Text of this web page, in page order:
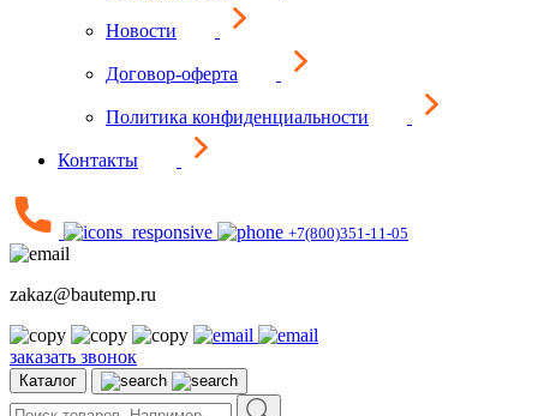
Новости
Договор-оферта
Политика конфиденциальности
Контакты
+7(800)351-11-05
zakaz@bautemp.ru
заказать звонок
Каталог